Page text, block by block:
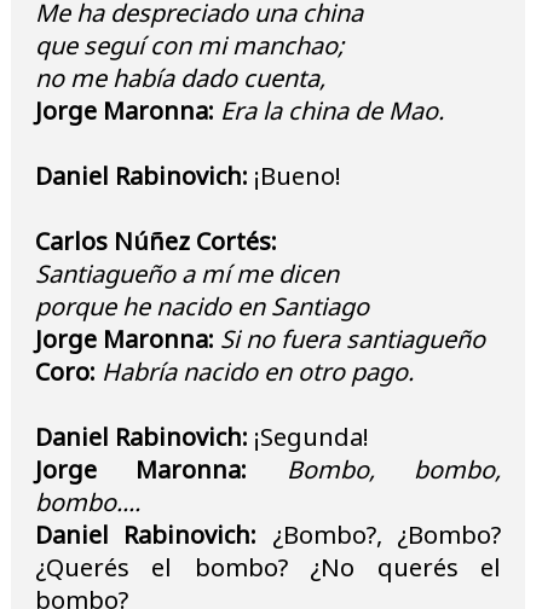
Me ha despreciado una china
que seguí con mi manchao;
no me había dado cuenta,
Jorge Maronna: Era la china de Mao.
Daniel Rabinovich: ¡Bueno!
Carlos Núñez Cortés:
Santiagueño a mí me dicen
porque he nacido en Santiago
Jorge Maronna: Si no fuera santiagueño
Coro: Habría nacido en otro pago.
Daniel Rabinovich: ¡Segunda!
Jorge Maronna: Bombo, bombo,
bombo....
Daniel Rabinovich: ¿Bombo?, ¿Bombo?
¿Querés el bombo? ¿No querés el
bombo?